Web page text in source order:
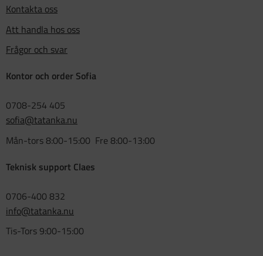
Kontakta oss
Att handla hos oss
Frågor och svar
Kontor och order Sofia
0708-254 405
sofia@tatanka.nu
Mån-tors 8:00-15:00 Fre 8:00-13:00
Teknisk support Claes
0706-400 832
info@tatanka.nu
Tis-Tors 9:00-15:00